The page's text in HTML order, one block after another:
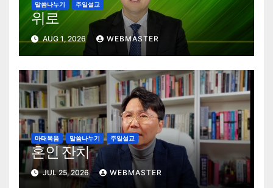
말씀나누기 주일설교
위로
AUG 1, 2026 WEBMASTER
마태복음 말씀나누기 주일설교
혼인 잔치
JUL 25, 2026 WEBMASTER